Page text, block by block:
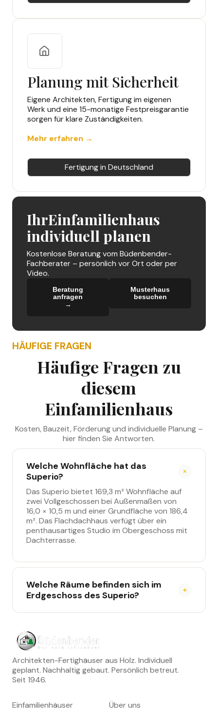
Planung mit Sicherheit
Eigene Architekten, Fertigung im eigenen
Werk und eine 15-monatige Festpreisgarantie
sorgen für klare Zuständigkeiten.
Mehr erfahren →
Fertigung in Deutschland
IhrEinfamilienhaus
individuell planen
Kostenlose Beratung vom Büdenbender-
Fachberater – persönlich vor Ort oder per
Video.
Beratung
anfragen
→
Musterhaus
besuchen
HÄUFIGE FRAGEN
Häufige Fragen zu
diesem
Einfamilienhaus
Kosten, Bauzeit, Förderung und individuelle Planung –
hier finden Sie Antworten.
Welche Wohnfläche hat das
Superio?
Das Superio bietet 169,3 m² Wohnfläche auf
zwei Vollgeschossen bei Außenmaßen von
16,0 × 10,5 m und einer Grundfläche von 186,4
m². Das Flachdachhaus verfügt über ein
penthausartiges Studio im Obergeschoss mit
Dachterrasse.
Welche Räume befinden sich im
Erdgeschoss des Superio?
Das Erdgeschoss des Superio bietet eine
Wohnzimmer, große Fensterelemente zu
Garten und Terrasse sowie ein Schlafzimmer
mit Ankleide und luxuriösem Bad inklusive
Sauna. Ein separates Gästezimmer mit
Gästebad ist ebenfalls im Erdgeschoss
integriert.
Architekten-Fertighäuser aus Holz. Individuell
geplant. Nachhaltig gebaut. Persönlich betreut.
Seit 1946.
Einfamilienhäuser
Über uns